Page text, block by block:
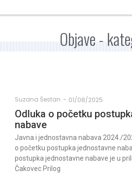
Objave -
Suzana Šestan - 01/08/2025
Odluka o početku
nabave
Javna i jednostavna nabava 2024./
o početku postupka jednostavne
postupka jednostavne nabave je u
Čakovec Prilog